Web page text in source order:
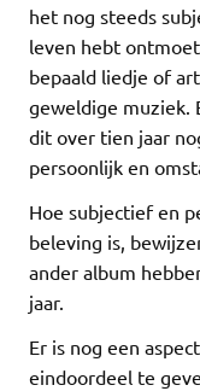
het nog steeds
leven hebt
bepaald liedje of
geweldige muziek.
dit over tien jaar
persoonlijk en
Hoe subjectief en
beleving is,
ander album
jaar.
Er is nog een
eindoordeel te